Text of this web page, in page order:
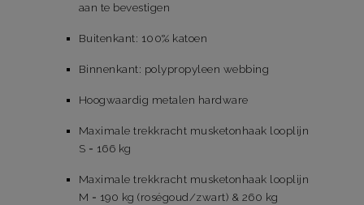
aan te bevestigen
Buitenkant: 100% katoen
Binnenkant: polypropyleen webbing
Hoogwaardig metalen hardware
Maximale trekkracht musketonhaak looplijn
S = 166 kg
Maximale trekkracht musketonhaak looplijn
M = 190 kg (roségoud/zwart) & 260 kg